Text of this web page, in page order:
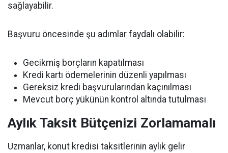
sağlayabilir.
Başvuru öncesinde şu adımlar faydalı olabilir:
Gecikmiş borçların kapatılması
Kredi kartı ödemelerinin düzenli yapılması
Gereksiz kredi başvurularından kaçınılması
Mevcut borç yükünün kontrol altında tutulması
Aylık Taksit Bütçenizi Zorlamamalı
Uzmanlar, konut kredisi taksitlerinin aylık gelir